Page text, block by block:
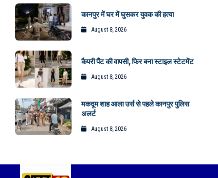
कानपुर में घर में घुसकर युवक की हत्या
August 8, 2026
कैपरी पैंट की वापसी, फिर बना स्टाइल स्टेटमेंट
August 8, 2026
मकदूम शाह आला उर्स से पहले कानपुर पुलिस
अलर्ट
August 8, 2026